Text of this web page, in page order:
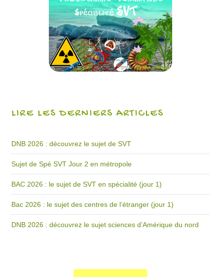
LIRE LES DERNIERS ARTICLES
DNB 2026 : découvrez le sujet de SVT
Sujet de Spé SVT Jour 2 en métropole
BAC 2026 : le sujet de SVT en spécialité (jour 1)
Bac 2026 : le sujet des centres de l’étranger (jour 1)
DNB 2026 : découvrez le sujet sciences d’Amérique du nord